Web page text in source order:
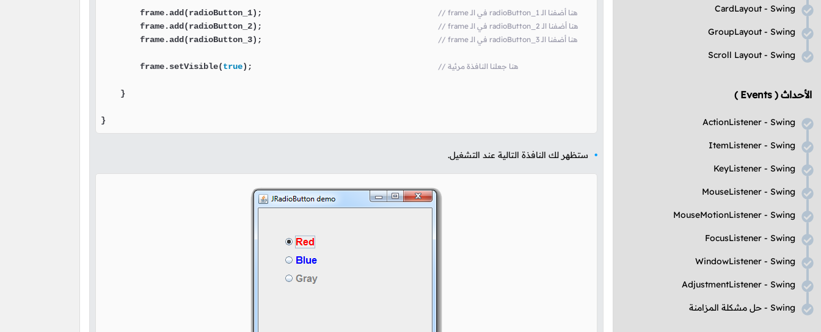
CardLayout - Swing
GroupLayout - Swing
Scroll Layout - Swing
الأحداث ( Events )
ActionListener - Swing
ItemListener - Swing
KeyListener - Swing
MouseListener - Swing
MouseMotionListener - Swing
FocusListener - Swing
WindowListener - Swing
AdjustmentListener - Swing
Swing - حل مشكلة المزامنة
        frame.add(radioButton_1);
// frame في الـ radioButton_1 هنا أضفنا الـ
        frame.add(radioButton_2);
// frame في الـ radioButton_2 هنا أضفنا الـ
        frame.add(radioButton_3);
// frame في الـ radioButton_3 هنا أضفنا الـ
        frame.setVisible(
true); // هنا جعلنا النافذة مرئية
    }
}
ستظهر لك النافذة التالية عند التشغيل.